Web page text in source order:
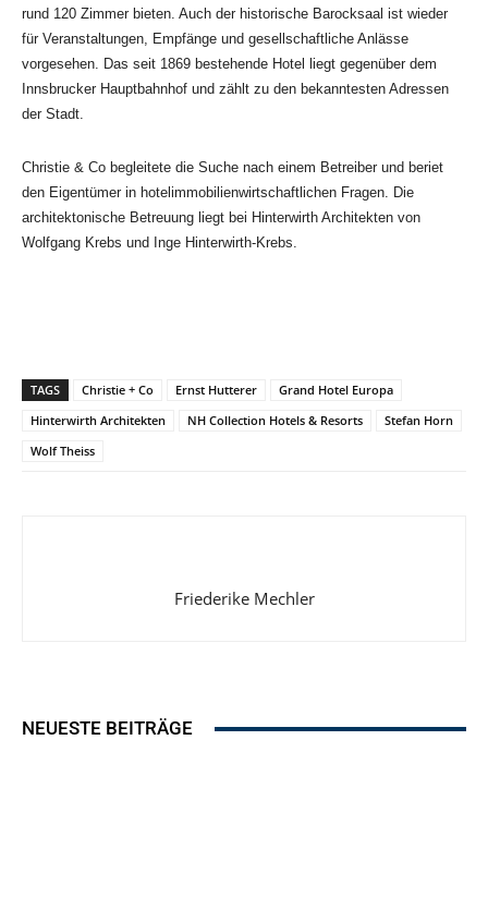
rund 120 Zimmer bieten. Auch der historische Barocksaal ist wieder
für Veranstaltungen, Empfänge und gesellschaftliche Anlässe
vorgesehen. Das seit 1869 bestehende Hotel liegt gegenüber dem
Innsbrucker Hauptbahnhof und zählt zu den bekanntesten Adressen
der Stadt.
Christie & Co begleitete die Suche nach einem Betreiber und beriet
den Eigentümer in hotelimmobilienwirtschaftlichen Fragen. Die
architektonische Betreuung liegt bei Hinterwirth Architekten von
Wolfgang Krebs und Inge Hinterwirth-Krebs.
TAGS Christie + Co Ernst Hutterer
Grand Hotel Europa
Hinterwirth Architekten
NH Collection Hotels & Resorts
Stefan Horn
Wolf Theiss
Friederike Mechler
NEUESTE BEITRÄGE